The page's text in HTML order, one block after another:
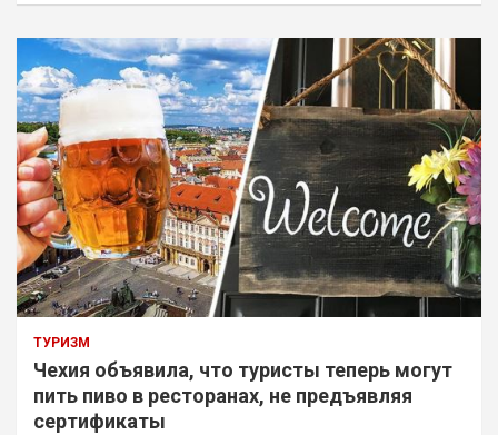
ТУРИЗМ
Чехия объявила, что туристы теперь могут
пить пиво в ресторанах, не предъявляя
сертификаты